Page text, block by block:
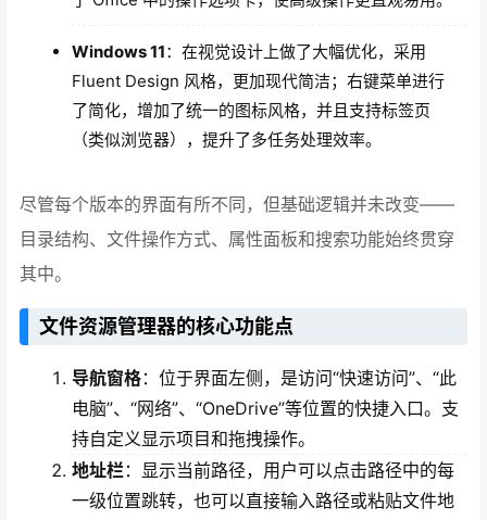
Windows 11：在视觉设计上做了大幅优化，采用
Fluent Design 风格，更加现代简洁；右键菜单进行
了简化，增加了统一的图标风格，并且支持标签页
（类似浏览器），提升了多任务处理效率。
尽管每个版本的界面有所不同，但基础逻辑并未改变——
目录结构、文件操作方式、属性面板和搜索功能始终贯穿
其中。
文件资源管理器的核心功能点
导航窗格：位于界面左侧，是访问“快速访问”、“此
电脑”、“网络”、“OneDrive”等位置的快捷入口。支
持自定义显示项目和拖拽操作。
地址栏 ：显示当前路径，用户可以点击路径中的每
一级位置跳转，也可以直接输入路径或粘贴文件地